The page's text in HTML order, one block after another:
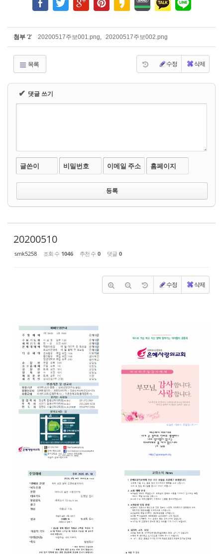
첨부 '2' 20200517주보001.png, 20200517주보002.png
목록 수정 삭제
✔ 댓글 쓰기
글쓴이 비밀번호 이메일 주소 홈페이지
20200510
smk5258 조회 수 1046 추천 수 0 댓글 0
수정 삭제